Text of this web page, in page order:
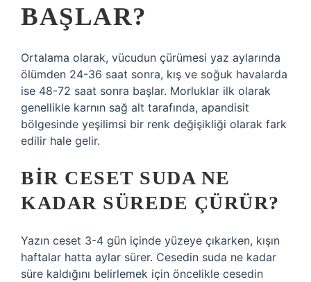
BAŞLAR?
Ortalama olarak, vücudun çürümesi yaz aylarında
ölümden 24-36 saat sonra, kış ve soğuk havalarda
ise 48-72 saat sonra başlar. Morluklar ilk olarak
genellikle karnın sağ alt tarafında, apandisit
bölgesinde yeşilimsi bir renk değişikliği olarak fark
edilir hale gelir.
BIR CESET SUDA NE
KADAR SÜREDE ÇÜRÜR?
Yazın ceset 3-4 gün içinde yüzeye çıkarken, kışın
haftalar hatta aylar sürer. Cesedin suda ne kadar
süre kaldığını belirlemek için öncelikle cesedin